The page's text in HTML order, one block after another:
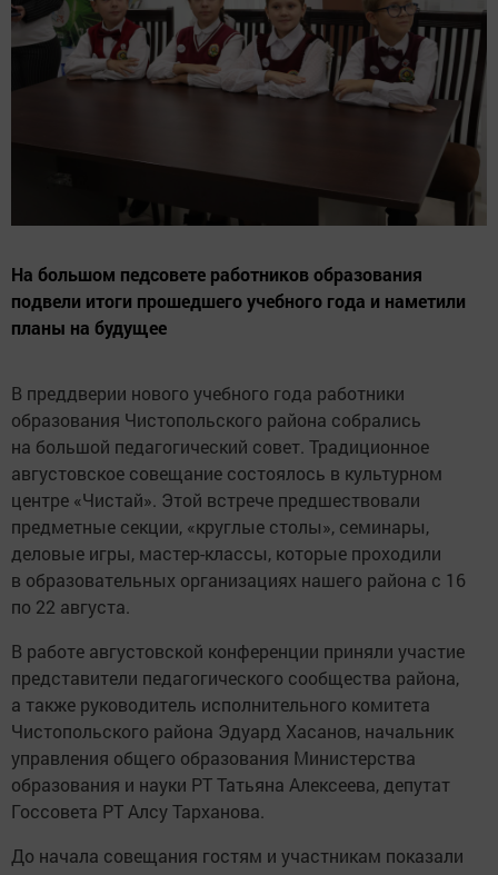
На большом педсовете работников образования
подвели итоги прошедшего учебного года и наметили
планы на будущее
В преддверии нового учебного года работники
образования Чистопольского района собрались
на большой педагогический совет. Традиционное
августовское совещание состоялось в культурном
центре «Чистай». Этой встрече предшествовали
предметные секции, «круглые столы», семинары,
деловые игры, мастер-классы, которые проходили
в образовательных организациях нашего района с 16
по 22 августа.
В работе августовской конференции приняли участие
представители педагогического сообщества района,
а также руководитель исполнительного комитета
Чистопольского райо­на Эдуард Хасанов, начальник
управления общего образования Министерства
образования и науки РТ Татьяна Алексеева, депутат
Госсовета РТ Алсу Тарханова.
До начала совещания гостям и участникам показали